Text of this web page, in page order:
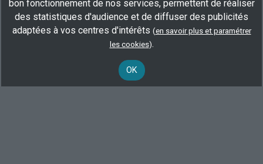
bon fonctionnement de nos services, permettent de réaliser
des statistiques d'audience et de diffuser des publicités
adaptées à vos centres d'intérêts (en savoir plus et paramétrer
les cookies).
OK